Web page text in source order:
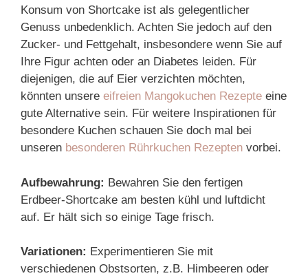
Konsum von Shortcake ist als gelegentlicher
Genuss unbedenklich. Achten Sie jedoch auf den
Zucker- und Fettgehalt, insbesondere wenn Sie auf
Ihre Figur achten oder an Diabetes leiden. Für
diejenigen, die auf Eier verzichten möchten,
könnten unsere eifreien Mangokuchen Rezepte eine
gute Alternative sein. Für weitere Inspirationen für
besondere Kuchen schauen Sie doch mal bei
unseren besonderen Rührkuchen Rezepten vorbei.
Aufbewahrung: Bewahren Sie den fertigen
Erdbeer-Shortcake am besten kühl und luftdicht
auf. Er hält sich so einige Tage frisch.
Variationen: Experimentieren Sie mit
verschiedenen Obstsorten, z.B. Himbeeren oder